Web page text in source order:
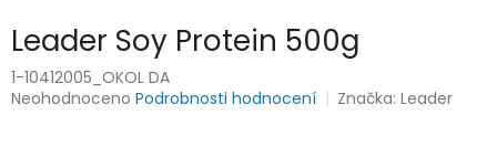
Leader Soy Protein 500g
1-10412005_OKOL DA
Průměrné
Neohodnoceno Podrobnosti hodnocení Značka:Leader